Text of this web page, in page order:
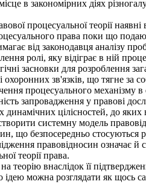
в закономірних діях
процесуальної теорії
права поки що
від законодавця аналізу
ролі, яку відіграє в ній
засновки для розроблення
охоронних зв'язків, що тягне
процесуального механізму
запровадження у правові
динамічних цілісностей, до
системну модель
що безпосередньо стосуються
правовідносин означає
теорії права.
теорію внаслідок її
можна розглядати як щось